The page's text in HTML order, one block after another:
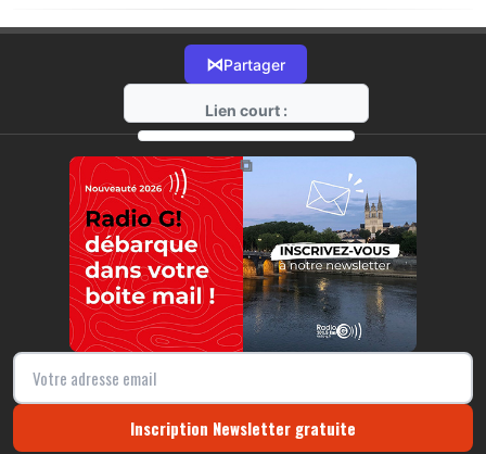
⋈Partager
Lien court :
https://radio-g.fr?20295
⧉
Inscription Newsletter gratuite